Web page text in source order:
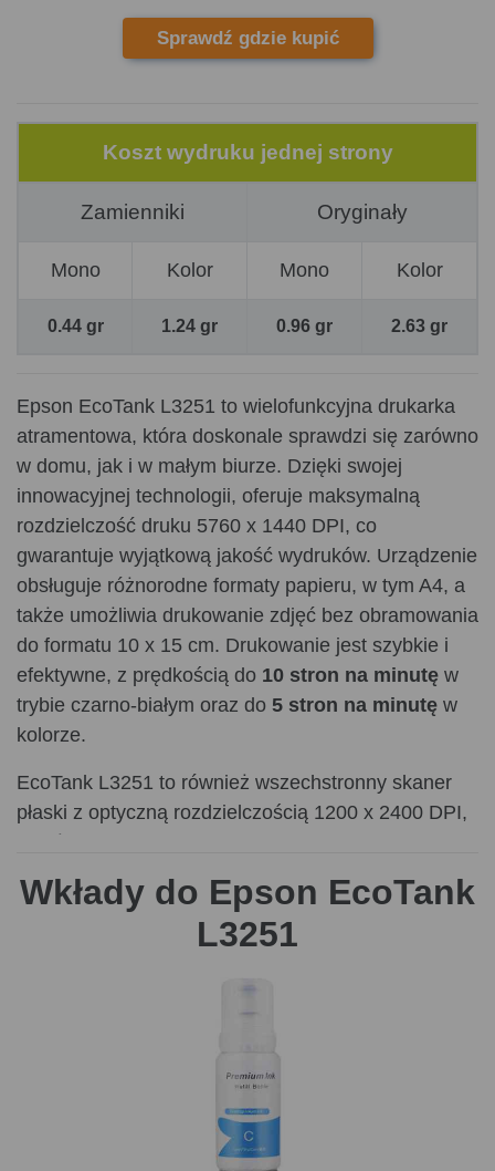
Sprawdź gdzie kupić
Koszt wydruku jednej strony
Zamienniki Oryginały
Mono Kolor Mono Kolor
0.44 gr 1.24 gr 0.96 gr 2.63 gr
Epson EcoTank L3251 to wielofunkcyjna drukarka
atramentowa, która doskonale sprawdzi się zarówno
w domu, jak i w małym biurze. Dzięki swojej
innowacyjnej technologii, oferuje maksymalną
rozdzielczość druku 5760 x 1440 DPI, co
gwarantuje wyjątkową jakość wydruków. Urządzenie
obsługuje różnorodne formaty papieru, w tym A4, a
także umożliwia drukowanie zdjęć bez obramowania
do formatu 10 x 15 cm. Drukowanie jest szybkie i
efektywne, z prędkością do 10 stron na minutę w
trybie czarno-białym oraz do 5 stron na minutę w
kolorze.
EcoTank L3251 to również wszechstronny skaner
płaski z optyczną rozdzielczością 1200 x 2400 DPI,
uzupełniać, co eliminuje konieczność częstego
zakupu kartridży. W zestawie znajdziemy atrament
druku dwustronnego, ale funkcję tę można
Łączność z urządzeniem jest niezwykle prosta
dzięki wbudowanemu modułowi Wi-Fi oraz portowi
Wkłady do Epson EcoTank
L3251